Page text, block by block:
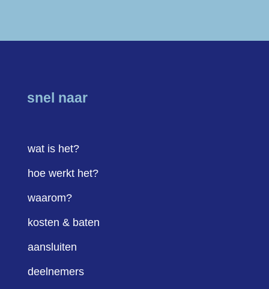
snel naar
wat is het?
hoe werkt het?
waarom?
kosten & baten
aansluiten
deelnemers